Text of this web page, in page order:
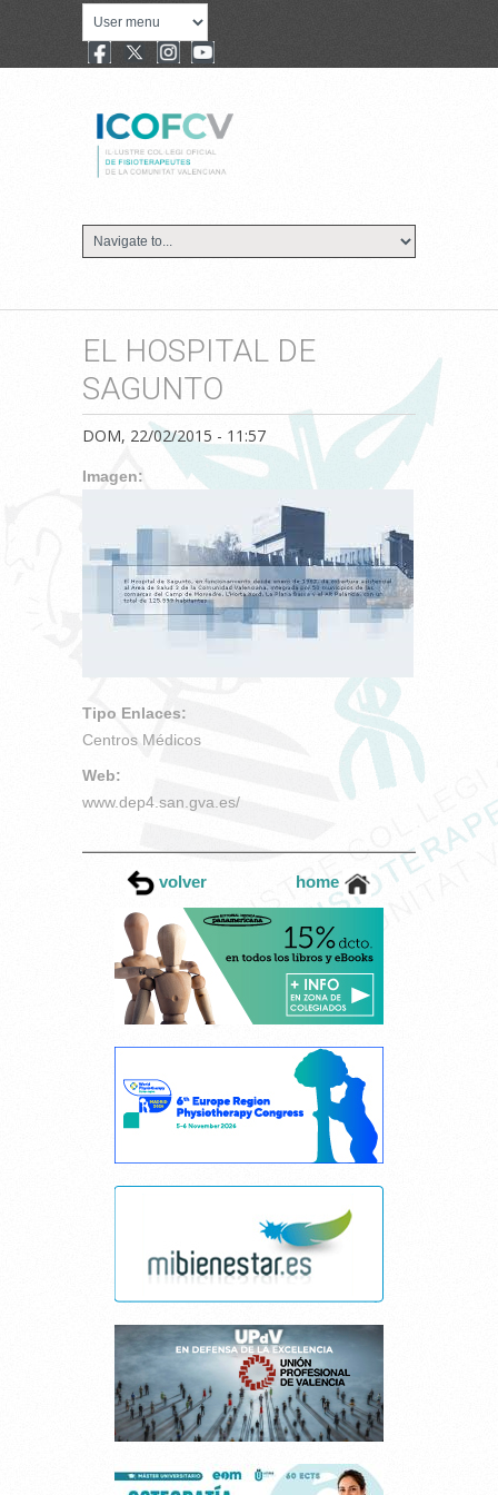
EL HOSPITAL DE
SAGUNTO
DOM, 22/02/2015 - 11:57
Imagen:
Tipo Enlaces:
Centros Médicos
Web:
www.dep4.san.gva.es/
volver home